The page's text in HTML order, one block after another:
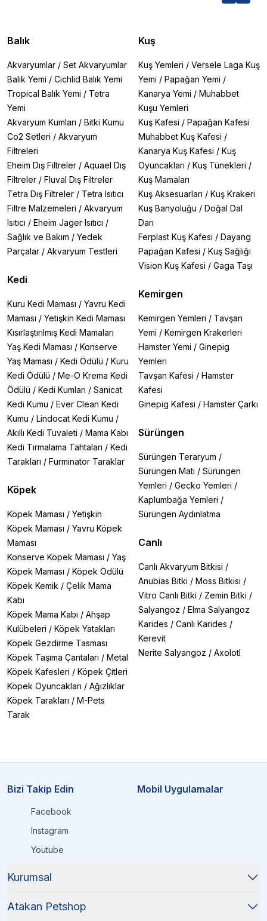
Balık
Akvaryumlar / Set Akvaryumlar
Balık Yemi / Cichlid Balık Yemi
Tropical Balık Yemi / Tetra
Yemi
Akvaryum Kumları / Bitki Kumu
Co2 Setleri / Akvaryum
Filtreleri
Eheim Dış Filtreler / Aquael Dış
Filtreler / Fluval Dış Filtreler
Tetra Dış Filtreler / Tetra Isıtıcı
Filtre Malzemeleri / Akvaryum
Isıtıcı / Eheim Jager Isıtıcı /
Sağlık ve Bakım / Yedek
Parçalar / Akvaryum Testleri
Kedi
Kuru Kedi Maması / Yavru Kedi
Maması / Yetişkin Kedi Maması
Kısırlaştırılmış Kedi Mamaları
Yaş Kedi Maması / Konserve
Yaş Maması / Kedi Ödülü / Kuru
Kedi Ödülü / Me-O Krema Kedi
Ödülü / Kedi Kumları / Sanicat
Kedi Kumu / Ever Clean Kedi
Kumu / Lindocat Kedi Kumu /
Akıllı Kedi Tuvaleti / Mama Kabı
Kedi Tırmalama Tahtaları / Kedi
Tarakları / Furminator Taraklar
Köpek
Köpek Maması / Yetişkin
Köpek Maması / Yavru Köpek
Maması
Konserve Köpek Maması / Yaş
Köpek Maması / Köpek Ödülü
Köpek Kemik / Çelik Mama
Kabı
Köpek Mama Kabı / Ahşap
Kulübeleri / Köpek Yatakları
Köpek Gezdirme Tasması
Köpek Taşıma Çantaları / Metal
Köpek Kafesleri / Köpek Çitleri
Köpek Oyuncakları / Ağızlıklar
Köpek Tarakları / M-Pets
Tarak
Kuş
Kuş Yemleri / Versele Laga Kuş
Yemi / Papağan Yemi /
Kanarya Yemi / Muhabbet
Kuşu Yemleri
Kuş Kafesi / Papağan Kafesi
Muhabbet Kuş Kafesi /
Kanarya Kuş Kafesi / Kuş
Oyuncakları / Kuş Tünekleri /
Kuş Mamaları
Kuş Aksesuarları / Kuş Krakeri
Kuş Banyoluğu / Doğal Dal
Darı
Ferplast Kuş Kafesi / Dayang
Papağan Kafesi / Kuş Sağlığı
Vision Kuş Kafesi / Gaga Taşı
Kemirgen
Kemirgen Yemleri / Tavşan
Yemi / Kemirgen Krakerleri
Hamster Yemi / Ginepig
Yemleri
Tavşan Kafesi / Hamster
Kafesi
Ginepig Kafesi / Hamster Çarkı
Sürüngen
Sürüngen Teraryum /
Sürüngen Matı / Sürüngen
Yemleri / Gecko Yemleri /
Kaplumbağa Yemleri /
Sürüngen Aydınlatma
Canlı
Canlı Akvaryum Bitkisi /
Anubias Bitki / Moss Bitkisi /
Vitro Canlı Bitki / Zemin Bitki /
Salyangoz / Elma Salyangoz
Karides / Canlı Karides /
Kerevit
Nerite Salyangoz / Axolotl
Bizi Takip Edin
Facebook
Instagram
Youtube
Mobil Uygulamalar
Kurumsal
Atakan Petshop